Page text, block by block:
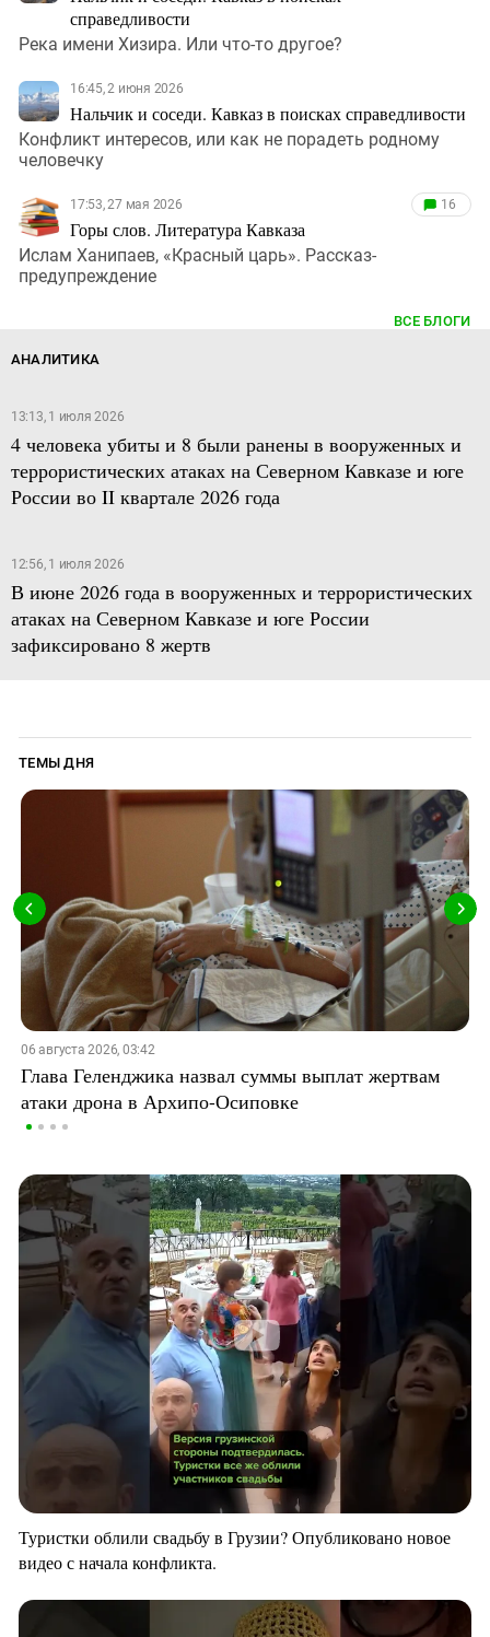
справедливости
Река имени Хизира. Или что-то другое?
16:45, 2 июня 2026
Нальчик и соседи. Кавказ в поисках справедливости
Конфликт интересов, или как не порадеть родному
человечку
17:53, 27 мая 2026
Горы слов. Литература Кавказа
16
Ислам Ханипаев, «Красный царь». Рассказ-
предупреждение
ВСЕ БЛОГИ
АНАЛИТИКА
13:13, 1 июля 2026
4 человека убиты и 8 были ранены в вооруженных и
террористических атаках на Северном Кавказе и юге
России во II квартале 2026 года
12:56, 1 июля 2026
В июне 2026 года в вооруженных и террористических
атаках на Северном Кавказе и юге России
зафиксировано 8 жертв
ТЕМЫ ДНЯ
06 августа 2026, 03:42
Глава Геленджика назвал суммы выплат жертвам
атаки дрона в Архипо-Осиповке
Туристки облили свадьбу в Грузии? Опубликовано новое
видео с начала конфликта.